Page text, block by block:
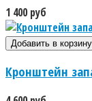
1 400 руб
Кронштейн